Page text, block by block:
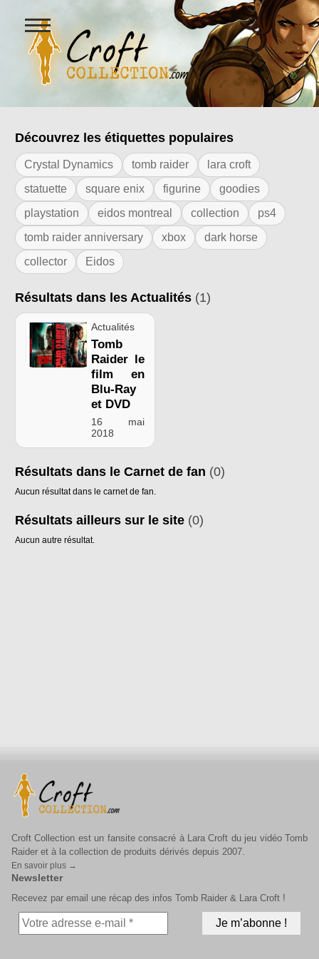
Figurines Lara Croft et
Ouvrir
le
menu
Résultats de l'étiquette "dvd"
Découvrez les étiquettes populaires
Crystal Dynamics tomb raider
lara croft
statuette
square enix figurine
goodies
playstation
eidos montreal collection
ps4
tomb raider anniversary
xbox
dark horse
collector
Eidos
Résultats dans les Actualités (1)
Actualités
Tomb
Raider le
film en
Blu-Ray
et DVD
16 mai
2018
Résultats dans le Carnet de fan (0)
Aucun résultat dans le carnet de fan.
Résultats ailleurs sur le site (0)
Aucun autre résultat.
Croft Collection est un fansite consacré à Lara Croft du jeu vidéo Tomb
Raider et à la collection de produits dérivés depuis 2007.
En savoir plus →
Newsletter
Recevez par email une récap des infos Tomb Raider & Lara Croft !